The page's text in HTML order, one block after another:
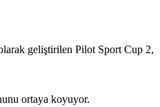
geliştirilen Pilot Sport Cup 2,
ortaya koyuyor.